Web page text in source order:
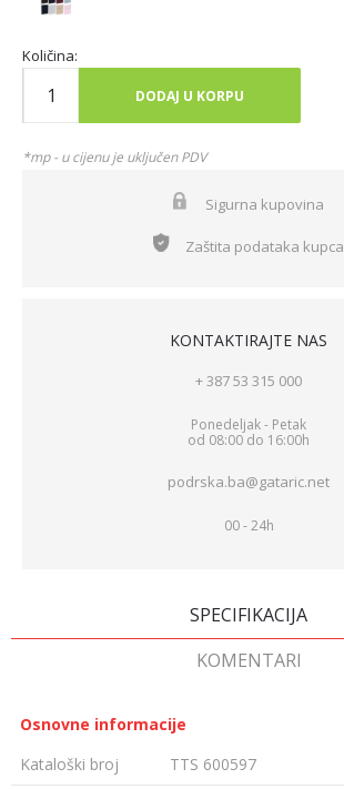
Količina:
DODAJ U KORPU
*mp - u cijenu je uključen PDV
Sigurna kupovina
Zaštita podataka kupca
KONTAKTIRAJTE NAS
+ 387 53 315 000
Ponedeljak - Petak
od 08:00 do 16:00h
podrska.ba@gataric.net
00 - 24h
SPECIFIKACIJA
KOMENTARI
Osnovne informacije
Kataloški broj
TTS 600597